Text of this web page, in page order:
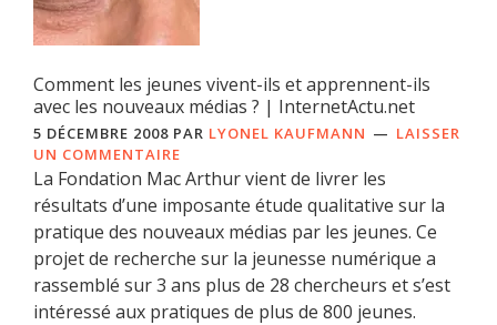
Comment les jeunes vivent-ils et apprennent-ils
avec les nouveaux médias ? | InternetActu.net
5 DÉCEMBRE 2008 PAR LYONEL KAUFMANN
LAISSER
UN COMMENTAIRE
La Fondation Mac Arthur vient de livrer les
résultats d’une imposante étude qualitative sur la
pratique des nouveaux médias par les jeunes. Ce
projet de recherche sur la jeunesse numérique a
rassemblé sur 3 ans plus de 28 chercheurs et s’est
intéressé aux pratiques de plus de 800 jeunes.